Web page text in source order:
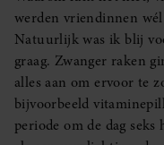
werden vriendinnen
Natuurlijk was ik blij
graag. Zwanger raken
alles aan om ervoor te
bijvoorbeeld
periode om de dag